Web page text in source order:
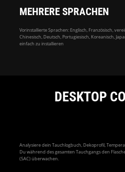
MEHRERE SPRACHEN
Vorinstallierte Sprachen: Englisch, Französisch,
Chinesisch, Deutsch, Portugiesisch, Koreanisch,
einfach zu installieren
DESKTOP
Analysiere dein Tauchlogbuch, Dekoprofil,
Du während des gesamten Tauchgangs den
(SAC) überwachen.